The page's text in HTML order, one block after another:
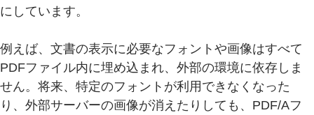
にしています。
例えば、文書の表示に必要なフォントや画像はすべて
PDFファイル内に埋め込まれ、外部の環境に依存しま
せん。将来、特定のフォントが利用できなくなった
り、外部サーバーの画像が消えたりしても、PDF/Aフ